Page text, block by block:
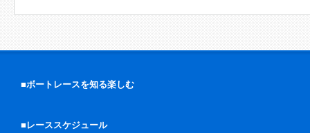
■ボートレースを知る楽しむ
■レーススケジュール